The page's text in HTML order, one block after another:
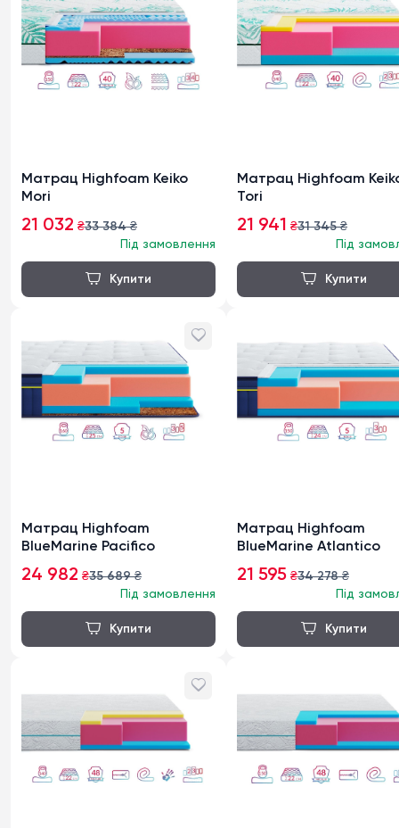
Матрац Highfoam Keiko
Mori
21 032 ₴33 384₴
Під замовлення
Матрац Highfoam
Tori
21 941 ₴31 345₴
Під
Матрац Highfoam
BlueMarine Pacifico
24 982 ₴35 689₴
Під замовлення
Матрац Highfoam
BlueMarine Atlantico
21 595 ₴34 278₴
Під